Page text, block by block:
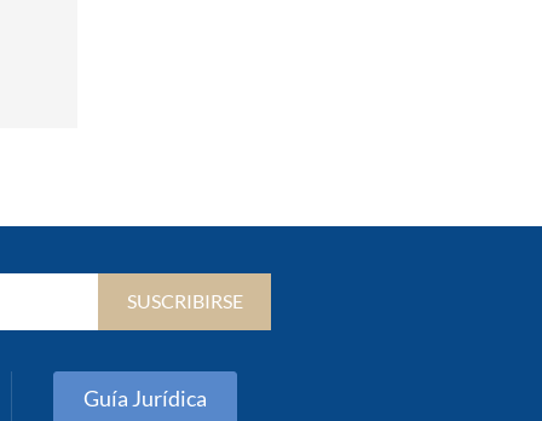
SUSCRIBIRSE
Guía Jurídica